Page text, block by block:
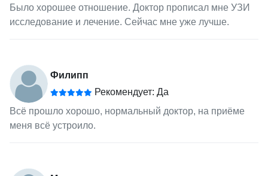
Было хорошее отношение. Доктор прописал мне УЗИ
исследование и лечение. Сейчас мне уже лучше.
Филипп
Рекомендует: Да
Всё прошло хорошо, нормальный доктор, на приёме
меня всё устроило.